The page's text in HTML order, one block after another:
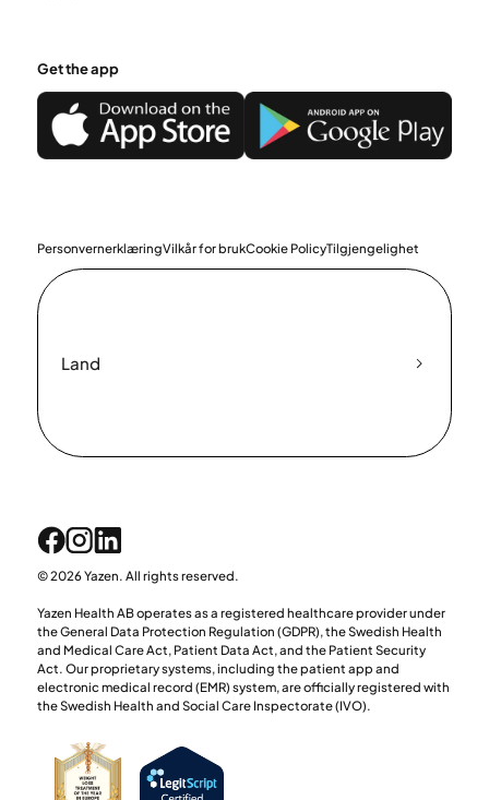
Get the app
PersonvernerklæringVilkår for brukCookie PolicyTilgjengelighet
Land
© 2026 Yazen. All rights reserved.
Yazen Health AB operates as a registered healthcare provider under
the General Data Protection Regulation (GDPR), the Swedish Health
and Medical Care Act, Patient Data Act, and the Patient Security
Act. Our proprietary systems, including the patient app and
electronic medical record (EMR) system, are officially registered with
the Swedish Health and Social Care Inspectorate (IVO).